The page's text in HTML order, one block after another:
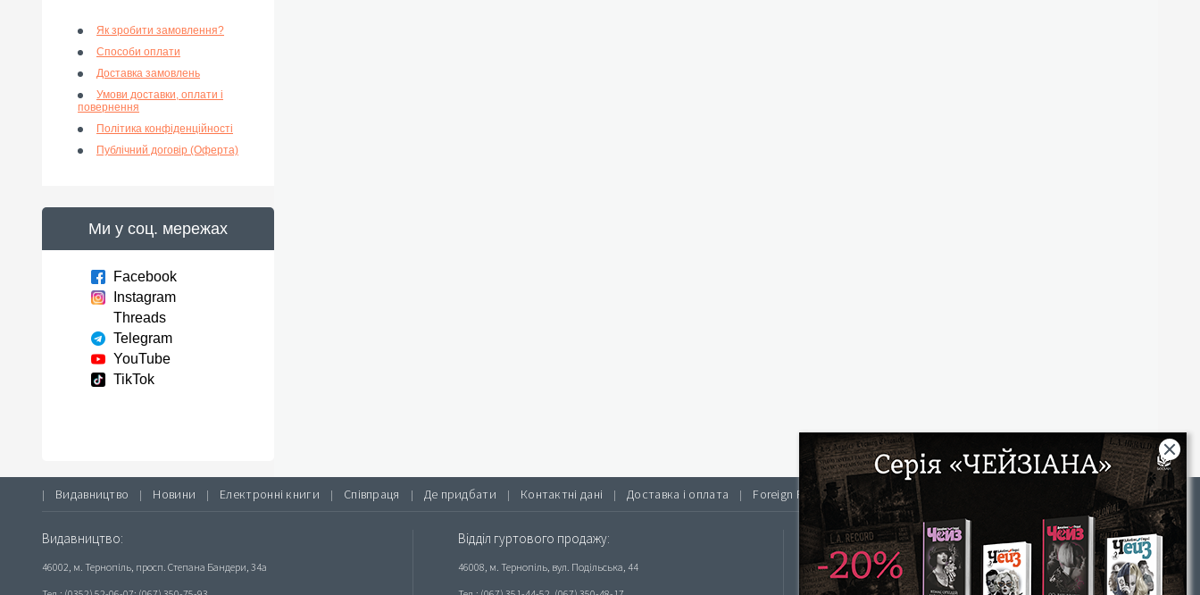
Як зробити замовлення?
Способи оплати
Доставка замовлень
Умови доставки, оплати і
повернення
Політика конфіденційності
Публічний договір (Оферта)
Ми у соц. мережах
Facebook
Instagram
Threads
Telegram
YouTube
TikTok
| Видавництво | Новини | Електронні книги | Співпраця | Де придбати | Контактні дані | Доставка і оплата | Foreign Rights |
Видавництво:
46002, м. Тернопіль, просп. Степана Бандери, 34а
Відділ гуртового продажу:
46008, м. Тернопіль, вул. Подільська, 44
Інтернет-магазин «Видавництво Богдан»:
46018, м. Тернопіль, А/С 529